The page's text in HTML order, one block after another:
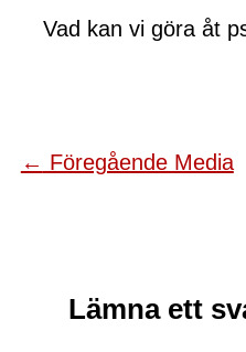
Vad kan vi göra åt
← Föregående Media
Lämna ett